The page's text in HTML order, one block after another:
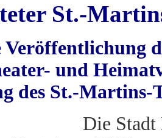
St.-
und
des St.-
Die